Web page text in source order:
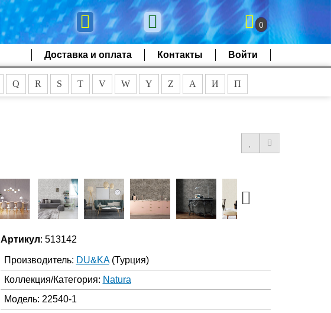
0
Доставка и оплата Контакты Войти
Q R S T V W Y Z А И П
Артикул: 513142
Производитель: DU&KA (Турция)
Коллекция/Категория: Natura
Модель: 22540-1